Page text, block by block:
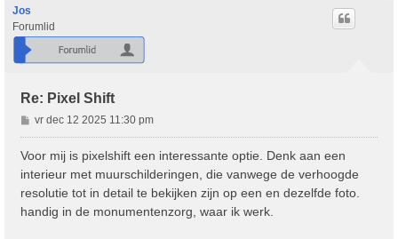
Jos
Forumlid
Re: Pixel Shift
B
e
c
h
t
vr dec 12 2025 11:30 pm
Voor mij is pixelshift een interessante optie. Denk aan een
interieur met muurschilderingen, die vanwege de verhoogde
resolutie tot in detail te bekijken zijn op een en dezelfde foto.
handig in de monumentenzorg, waar ik werk.